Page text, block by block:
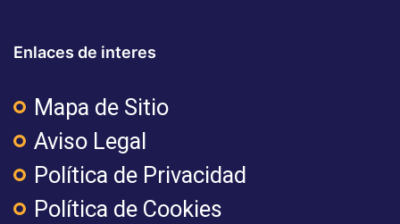
Enlaces de interes
Mapa de Sitio
Aviso Legal
Política de Privacidad
Política de Cookies